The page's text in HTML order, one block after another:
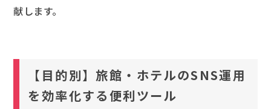
献します。
【目的別】旅館・ホテルのSNS運用
を効率化する便利ツール